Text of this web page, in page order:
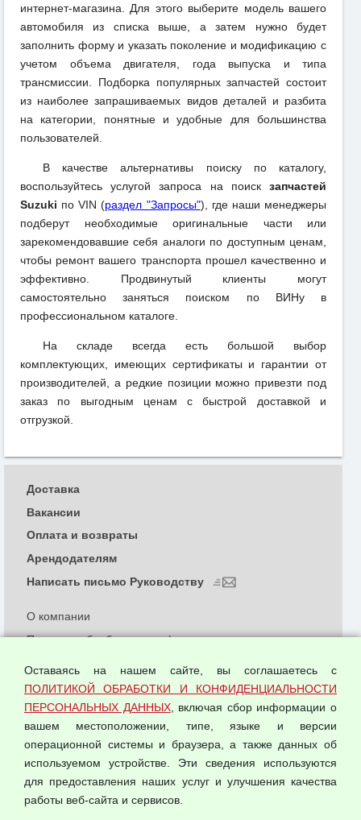
интернет-магазина. Для этого выберите модель вашего
автомобиля из списка выше, а затем нужно будет
заполнить форму и указать поколение и модификацию с
учетом объема двигателя, года выпуска и типа
трансмиссии. Подборка популярных запчастей состоит
из наиболее запрашиваемых видов деталей и разбита
на категории, понятные и удобные для большинства
пользователей.
В качестве альтернативы поиску по каталогу,
воспользуйтесь услугой запроса на поиск запчастей
Suzuki по VIN (раздел "Запросы"), где наши менеджеры
подберут необходимые оригинальные части или
зарекомендовавшие себя аналоги по доступным ценам,
чтобы ремонт вашего транспорта прошел качественно и
эффективно. Продвинутый клиенты могут
самостоятельно заняться поиском по ВИНу в
профессиональном каталоге.
На складе всегда есть большой выбор
комплектующих, имеющих сертификаты и гарантии от
производителей, а редкие позиции можно привезти под
заказ по выгодным ценам с быстрой доставкой и
отгрузкой.
© 2026 ООО "Феникс"
О компании
Политика обработки и конфиденциальности
Согласием на обработку персональных данных
Оферта оптовой купли-продажи
Публичная оферта
Доставка
Вакансии
Оплата и возвраты
Арендодателям
Написать письмо Руководству
Оставаясь на нашем сайте, вы соглашаетесь с
ПОЛИТИКОЙ ОБРАБОТКИ И КОНФИДЕНЦИАЛЬНОСТИ
ПЕРСОНАЛЬНЫХ ДАННЫХ, включая сбор информации о
вашем местоположении, типе, языке и версии
операционной системы и браузера, а также данных об
используемом устройстве. Эти сведения используются
для предоставления наших услуг и улучшения качества
работы веб-сайта и сервисов.